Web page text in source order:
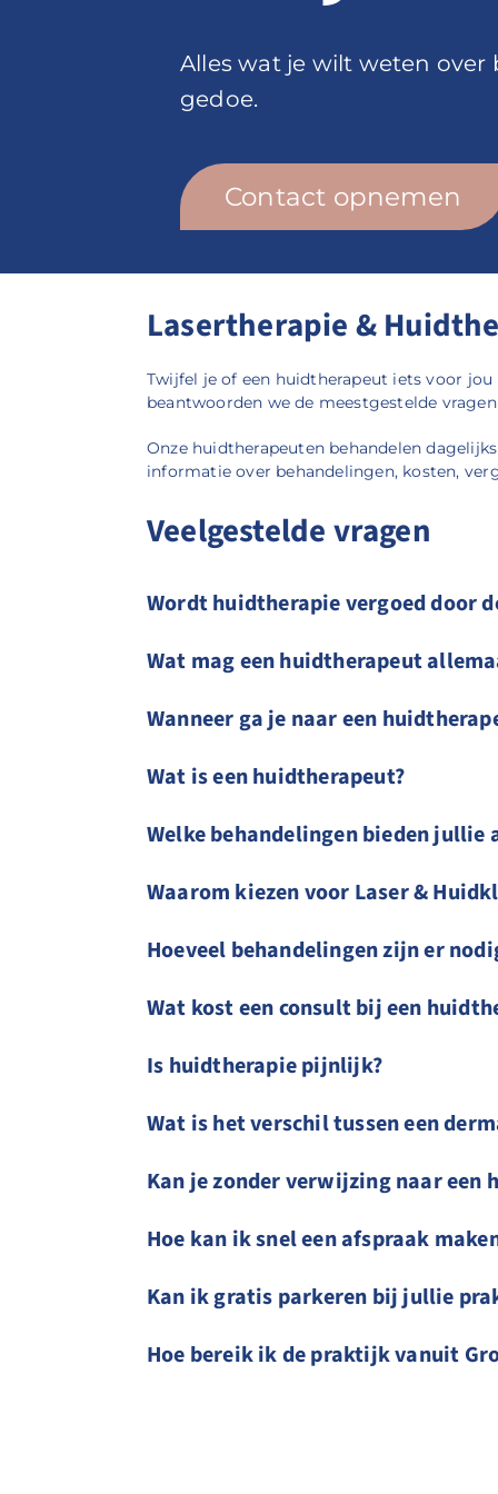
Alles wat je wilt weten
gedoe.
Contact opnemen
Lasertherapie &
Twijfel je of een huidtherapeut iets voor
beantwoorden we de meestgestelde
Onze huidtherapeuten behandelen
informatie over behandelingen, kosten,
Veelgestelde vragen
Wordt huidtherapie vergoed door
Wat mag een huidtherapeut
Wanneer ga je naar een
Wat is een huidtherapeut?
Welke behandelingen bieden jullie
Waarom kiezen voor Laser &
Hoeveel behandelingen zijn er
Wat kost een consult bij een
Is huidtherapie pijnlijk?
Wat is het verschil tussen een
Kan je zonder verwijzing naar een
Hoe kan ik snel een afspraak
Kan ik gratis parkeren bij jullie
Hoe bereik ik de praktijk vanuit